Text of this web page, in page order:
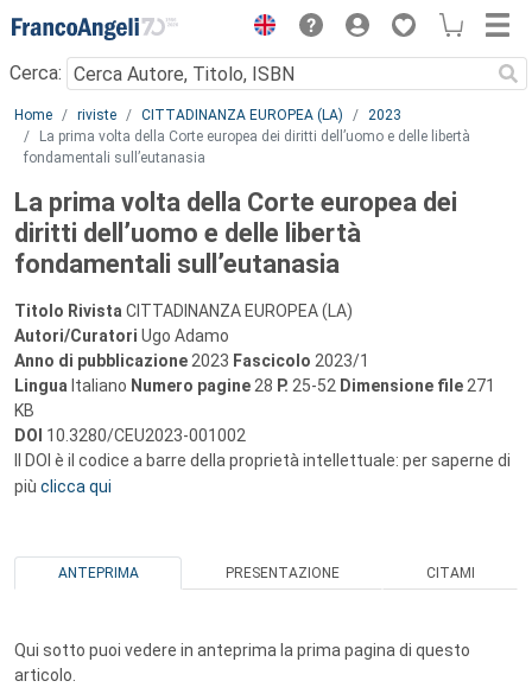
Menu
Cerca:
Main content
Home riviste CITTADINANZA EUROPEA (LA)
2023
La prima volta della Corte europea dei diritti dell’uomo e delle libertà
fondamentali sull’eutanasia
La prima volta della Corte europea dei
diritti dell’uomo e delle libertà
fondamentali sull’eutanasia
Titolo Rivista CITTADINANZA EUROPEA (LA)
Autori/Curatori Ugo Adamo
Anno di pubblicazione 2023 Fascicolo 2023/1
Lingua Italiano Numero pagine 28 P. 25-52 Dimensione file 271
KB
DOI 10.3280/CEU2023-001002
Il DOI è il codice a barre della proprietà intellettuale: per saperne di
più clicca qui
ANTEPRIMA PRESENTAZIONE CITAMI
Qui sotto puoi vedere in anteprima la prima pagina di questo
articolo.